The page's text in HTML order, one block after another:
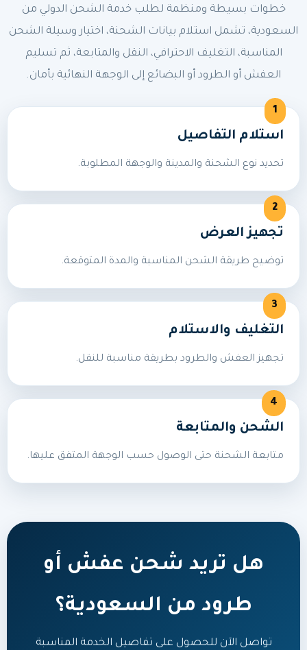
خطوات بسيطة ومنظمة لطلب خدمة الشحن الدولي من
السعودية، تشمل استلام بيانات الشحنة، اختيار وسيلة الشحن
المناسبة، التغليف الاحترافي، النقل والمتابعة، ثم تسليم
العفش أو الطرود أو البضائع إلى الوجهة النهائية بأمان.
استلام التفاصيل
تحديد نوع الشحنة والمدينة والوجهة المطلوبة.
تجهيز العرض
توضيح طريقة الشحن المناسبة والمدة المتوقعة.
التغليف والاستلام
تجهيز العفش والطرود بطريقة مناسبة للنقل.
الشحن والمتابعة
متابعة الشحنة حتى الوصول حسب الوجهة المتفق عليها.
هل تريد شحن عفش أو
طرود من السعودية؟
تواصل الآن للحصول على تفاصيل الخدمة المناسبة